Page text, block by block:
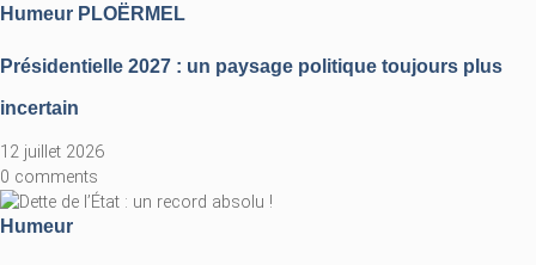
Humeur PLOËRMEL
Présidentielle 2027 : un paysage politique toujours plus
incertain
12 juillet 2026
0 comments
Humeur